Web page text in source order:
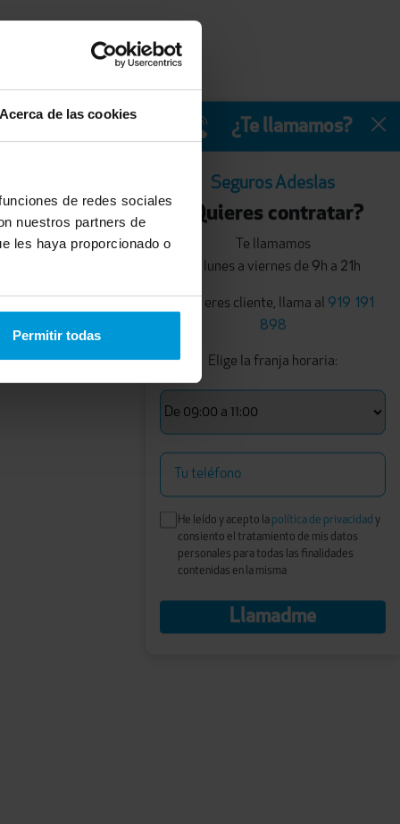
Acerca de las cookies
de redes sociales
nuestros partners de
les haya proporcionado o
Permitir todas
¿Te llamamos?
Seguros Adeslas
¿Quieres contratar?
Te llamamos
de lunes a viernes de 9 h a 21 h
Si ya eres cliente, llama al 919 191
898
Elige la franja horaria:
Tu teléfono
He leído y acepto la política de privacidad y
consiento el tratamiento de mis datos
personales para todas las finalidades
contenidas en la misma
Llamadme